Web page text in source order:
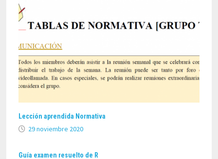
Lección aprendida Normativa
29 noviembre 2020
Guía examen resuelto de R